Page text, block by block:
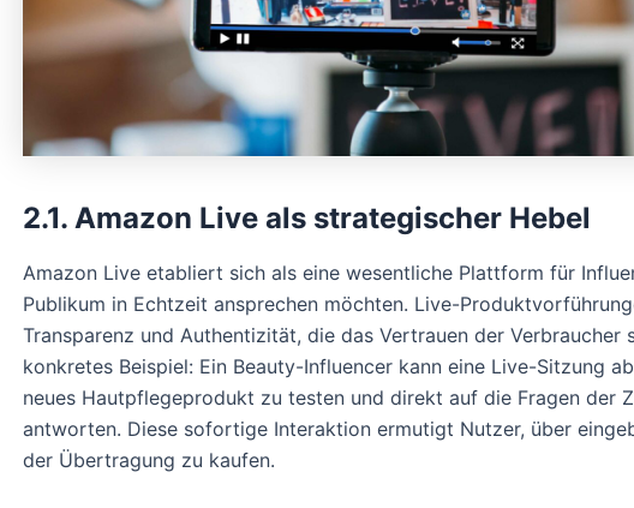
2.1. Amazon Live als strategischer Hebel
Amazon Live etabliert sich als eine wesentliche Plattform für
Publikum in Echtzeit ansprechen möchten. Live-
Transparenz und Authentizität, die das Vertrauen der Verbraucher
konkretes Beispiel: Ein Beauty-Influencer kann eine Live-Sitzung
neues Hautpflegeprodukt zu testen und direkt auf die Fragen der
antworten. Diese sofortige Interaktion ermutigt Nutzer, über
der Übertragung zu kaufen.